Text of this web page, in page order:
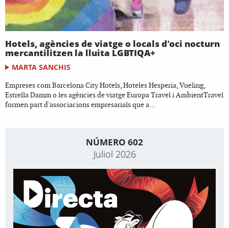
Hotels, agències de viatge o locals d'oci nocturn
mercantilitzen la lluita LGBTIQA+
MARTA SANCHIS
Empreses com Barcelona City Hotels, Hoteles Hesperia, Vueling,
Estrella Damm o les agències de viatge Europa Travel i AmbientTravel
formen part d'associacions empresarials que a...
NÚMERO 602
Juliol 2026